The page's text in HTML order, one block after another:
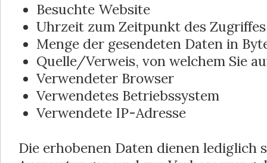
Besuchte Website
Uhrzeit zum Zeitpunkt des Zugriffes
Menge der gesendeten Daten in
Quelle/Verweis, von welchem Sie
Verwendeter Browser
Verwendetes Betriebssystem
Verwendete IP-Adresse
Die erhobenen Daten dienen lediglich